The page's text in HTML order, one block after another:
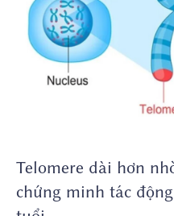
và kéo dài tuổi thọ. Vậy
thế nào? Và liệu NMN có
không? Bài viết dưới đây sẽ
chuyên sâu dựa trên các
Telomere dài hơn
chứng minh tác